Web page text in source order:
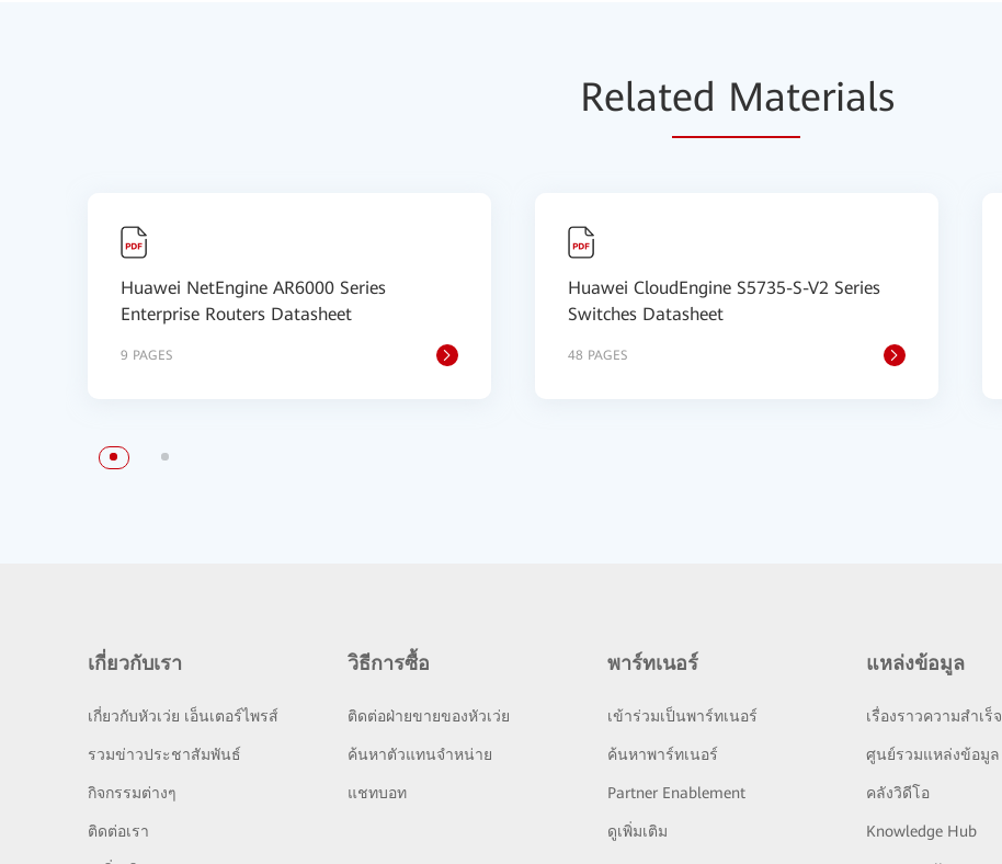
Related Materials
Huawei NetEngine AR6000 Series
Enterprise Routers Datasheet
9 PAGES
Huawei CloudEngine S5735-S-V2 Series
Switches Datasheet
48 PAGES
เกี่ยวกับเรา
เกี่ยวกับหัวเว่ย เอ็นเตอร์ไพรส์
รวมข่าวประชาสัมพันธ์
กิจกรรมต่างๆ
ติดต่อเรา
วิธีการซื้อ
ติดต่อฝ่ายขายของหัวเว่ย
ค้นหาตัวแทนจำหน่าย
แชทบอท
พาร์ทเนอร์
เข้าร่วมเป็นพาร์ทเนอร์
ค้นหาพาร์ทเนอร์
Partner Enablement
ดูเพิ่มเติม
แหล่งข้อมูล
เรื่องราวความสำเร็จ
ศูนย์รวมแหล่งข้อมูล
คลังวิดีโอ
Knowledge Hub